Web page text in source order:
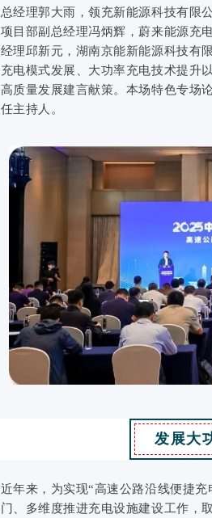
总经理郭大雨，领充新能源科技有限
项目部副总经理冯炳辉，蔚来能源充
经理邱新元，湖南京能新能源科技有
充电模式发展、大功率充电技术提升
高质量发展建言献策。本场特色专场
任主持人。
发展大
近年来，为实现“高速公路沿线便捷
门、多维度推进充电设施建设工作，